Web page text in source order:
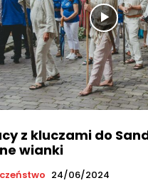
z kluczami do
wianki
24/06/2024